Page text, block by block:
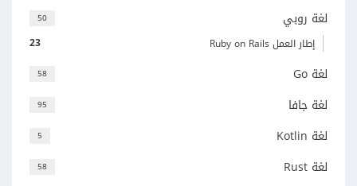
50 لغة روبي
23 إطار العمل Ruby on Rails
58 لغة Go
95 لغة جافا
5 لغة Kotlin
58 لغة Rust